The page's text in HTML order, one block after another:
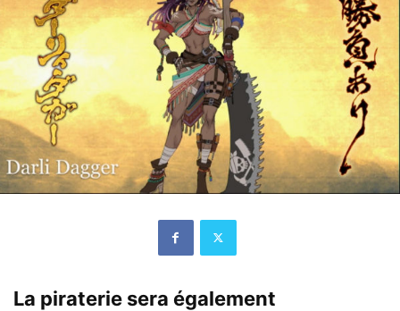
La piraterie sera également